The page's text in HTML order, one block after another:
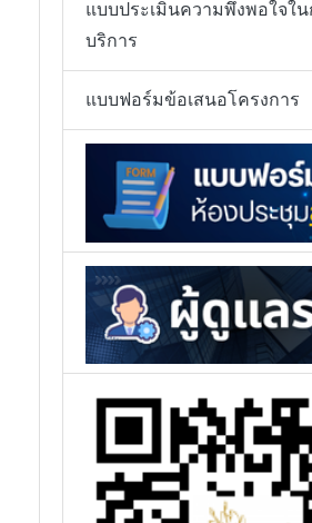
แบบประเมินความพึงพอใจใน
บริการ
แบบฟอร์มข้อเสนอโครงการ